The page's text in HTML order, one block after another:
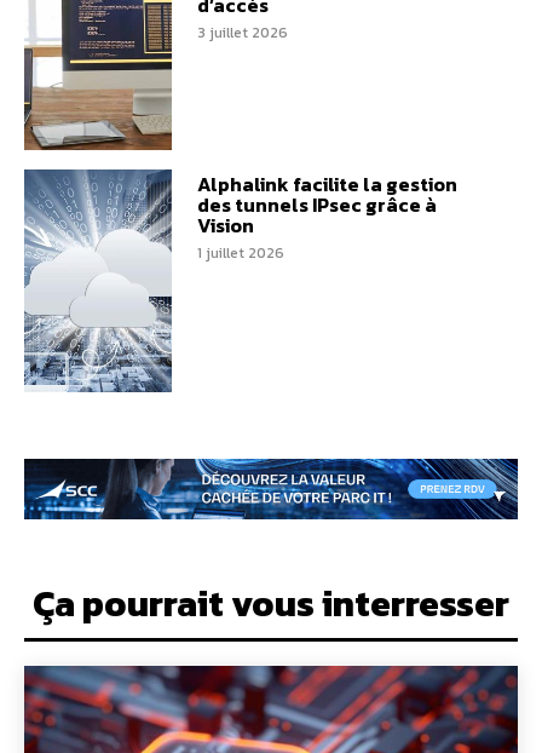
3 juillet 2026
Alphalink facilite la gestion
des tunnels IPsec grâce à
Vision
1 juillet 2026
Ça pourrait vous interresser